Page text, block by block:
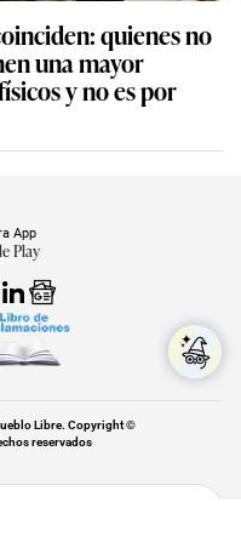
quienes no
una mayor
y no es por
App
Play
Libre. Copyright ©
reservados